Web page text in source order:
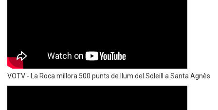
VOTV - La Roca millora 500 punts de llum del Soleill a Santa Agnès